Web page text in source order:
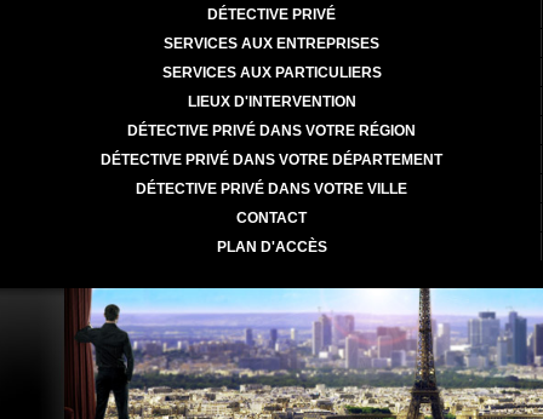
DÉTECTIVE PRIVÉ
SERVICES AUX ENTREPRISES
SERVICES AUX PARTICULIERS
LIEUX D'INTERVENTION
DÉTECTIVE PRIVÉ DANS VOTRE RÉGION
DÉTECTIVE PRIVÉ DANS VOTRE DÉPARTEMENT
DÉTECTIVE PRIVÉ DANS VOTRE VILLE
CONTACT
PLAN D'ACCÈS